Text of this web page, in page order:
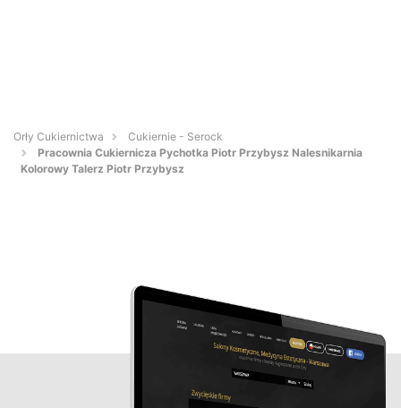
Orły Cukiernictwa
Cukiernie - Serock
Pracownia Cukiernicza Pychotka Piotr Przybysz Nalesnikarnia
Kolorowy Talerz Piotr Przybysz